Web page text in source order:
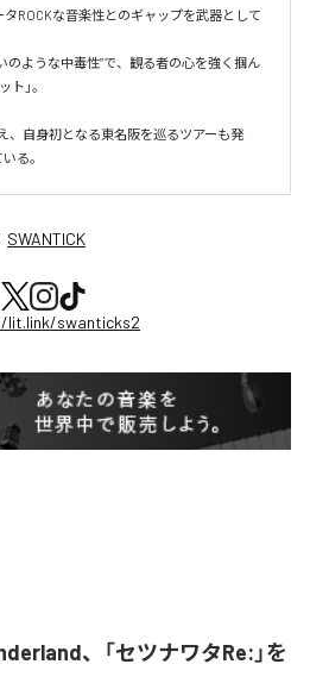
ROCKな音楽性とのギャップを武器として
のような中毒性”で、観る者の心を強く掴ん
」。
、自身初となる東名阪を巡るツアーも発
る。
SWANTICK
swanticks2
、「セツナワタRe:」を